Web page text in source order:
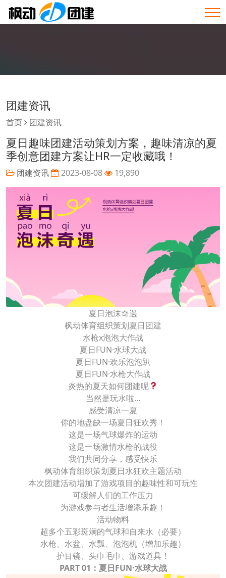
团建资讯
首页 团建资讯
夏日趣味团建活动策划方案，趣味清凉的夏
季创意团建方案让HR一定收藏哦！
团建资讯 2023-08-08 19,890
夏日泡沫奇遇
枫动体育组织策划夏日团建
水枪x泡泡大作战
夏日FUN·水球大战
夏日FUN·欢乐泡泡趴
夏日FUN·水枪大作战
炎热的夏天如何团建呢
当然是玩水啦…
感受清凉一夏
你的地盘缺一场夏日狂欢秀！
这是一场气球爆炸的运动
这是一场激情水枪的战役
我们共同分享，感受快乐
枫动体育组织策划夏日水狂欢主题活动
本次团建活动增加了游戏项目的趣味性和可玩性
可缓解人们的工作压力
为游戏参与者生活增添乐趣！
活动物料
超多个五彩斑斓的气球和自来水（必要）
水枪、水盆、水瓢、泡泡机（增加乐趣）
护目镜、头巾毛巾、游戏道具！
PART 01：夏日FUN·水球大战